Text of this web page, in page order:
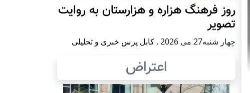
روز فرهنگ هزاره و هزارستان به روایت
تصویر
چهار شنبه27 می 2026 , کابل پرس خبری و تحلیلی
اعتراض